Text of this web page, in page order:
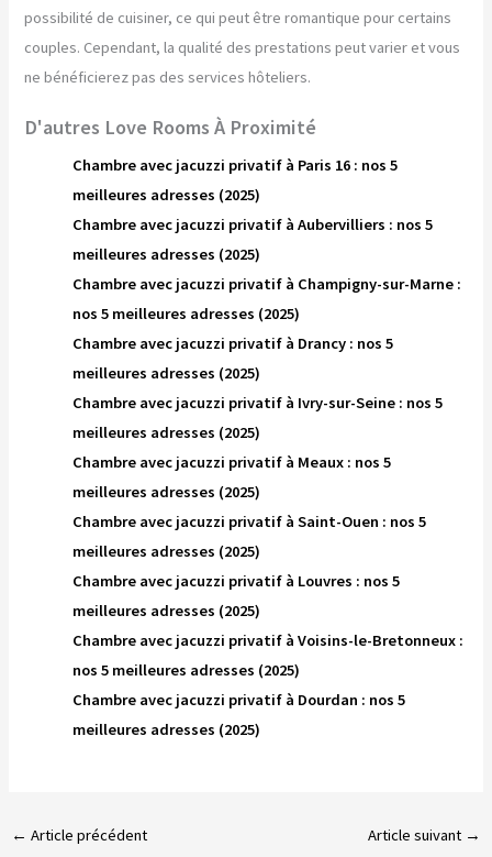
possibilité de cuisiner, ce qui peut être romantique pour certains
couples. Cependant, la qualité des prestations peut varier et vous
ne bénéficierez pas des services hôteliers.
D'autres Love Rooms À Proximité
Chambre avec jacuzzi privatif à Paris 16 : nos 5
meilleures adresses (2025)
Chambre avec jacuzzi privatif à Aubervilliers : nos 5
meilleures adresses (2025)
Chambre avec jacuzzi privatif à Champigny-sur-Marne :
nos 5 meilleures adresses (2025)
Chambre avec jacuzzi privatif à Drancy : nos 5
meilleures adresses (2025)
Chambre avec jacuzzi privatif à Ivry-sur-Seine : nos 5
meilleures adresses (2025)
Chambre avec jacuzzi privatif à Meaux : nos 5
meilleures adresses (2025)
Chambre avec jacuzzi privatif à Saint-Ouen : nos 5
meilleures adresses (2025)
Chambre avec jacuzzi privatif à Louvres : nos 5
meilleures adresses (2025)
Chambre avec jacuzzi privatif à Voisins-le-Bretonneux :
nos 5 meilleures adresses (2025)
Chambre avec jacuzzi privatif à Dourdan : nos 5
meilleures adresses (2025)
← Article précédent Article suivant →